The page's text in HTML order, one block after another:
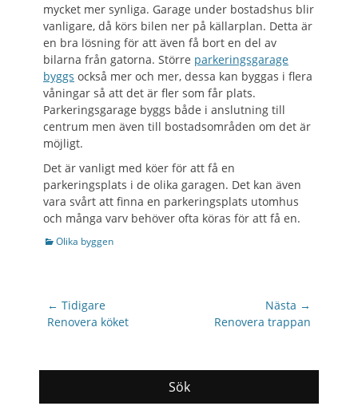
mycket mer synliga. Garage under bostadshus blir
vanligare, då körs bilen ner på källarplan. Detta är
en bra lösning för att även få bort en del av
bilarna från gatorna. Större parkeringsgarage
byggs också mer och mer, dessa kan byggas i flera
våningar så att det är fler som får plats.
Parkeringsgarage byggs både i anslutning till
centrum men även till bostadsområden om det är
möjligt.
Det är vanligt med köer för att få en
parkeringsplats i de olika garagen. Det kan även
vara svårt att finna en parkeringsplats utomhus
och många varv behöver ofta köras för att få en.
Categories
Olika byggen
Inläggsnavigering
← Tidigare
Previous
Renovera köket
Nästa →
Renovera trappan
Sök